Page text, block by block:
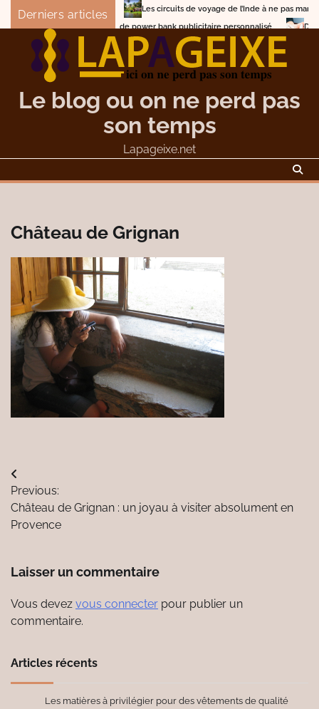
Skip
content
Derniers articles
Les circuits de voyage de l’Inde à ne pas manquer
Comment choisir un concepteur de power bank
Le blog ou on ne perd pas
son temps
Lapageixe.net
Château de Grignan
Navigation
de
l’article
Previous:
Château de Grignan : un joyau à visiter absolument en
Provence
Laisser un commentaire
Vous devez vous connecter pour publier un
commentaire.
Articles récents
Les matières à privilégier pour des vêtements de qualité